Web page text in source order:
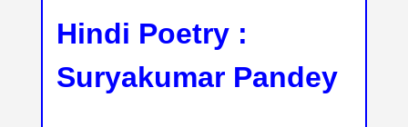
Hindi Poetry :
Suryakumar Pandey